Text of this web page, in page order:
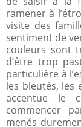
ramener à
visite des
sentiment de
couleurs sont
d’être trop
particulière à
les bleutés, les
accentue le
commencer
menés